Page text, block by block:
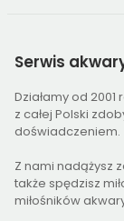
Serwis
Działamy od
z całej Polski
doświadczeniem.
Z nami nadążysz
także spędzisz
miłośników